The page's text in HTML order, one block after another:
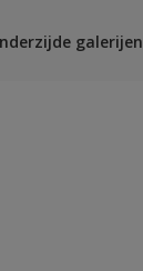
galerijen